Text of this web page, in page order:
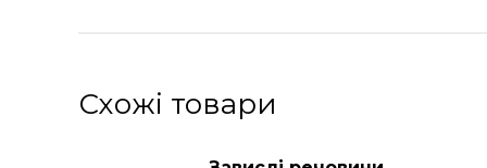
Схожі товари